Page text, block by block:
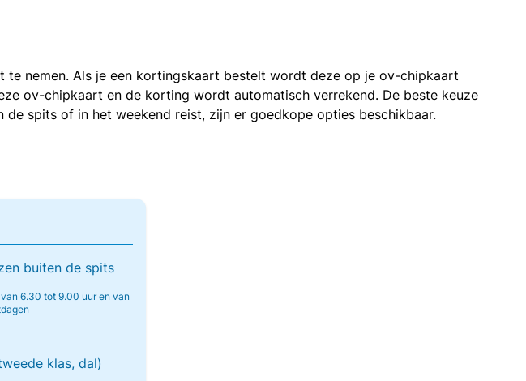
nemen. Als je een kortingskaart bestelt wordt deze op je ov-chipkaart
ov-chipkaart en de korting wordt automatisch verrekend. De beste keuze
spits of in het weekend reist, zijn er goedkope opties beschikbaar.
buiten de spits
6.30 tot 9.00 uur en van
klas, dal)